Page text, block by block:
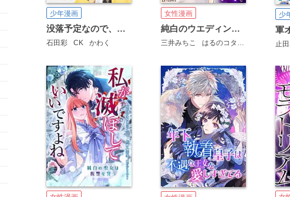
少年漫画
没落予定なので、鍛冶職人を目指す【タテスク】
石田彩 CK かわく
女性漫画
純白のウエディングドレスで復讐を【タテスク】
三井みちこ はるのコタン
少
止